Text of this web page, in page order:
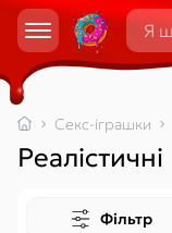
Секс-іграшки
Реалістичні
Фільтр